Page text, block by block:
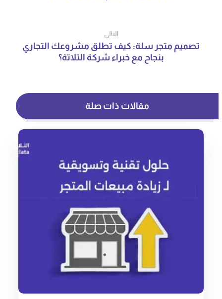
التالي
تصميم متجر سلة: كيف تطلق مشروعك التجاري
بنجاح مع خبراء شركة التلاتة؟
مقالات ذات صلة